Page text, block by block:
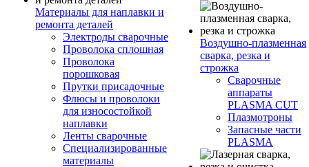
Материалы для наплавки и
ремонта деталей
Электроды сварочные
Проволока сплошная
Проволока
порошковая
Прутки присадочные
Флюсы и проволоки
для износостойкой
наплавки
Ленты сварочные
Специализированные
материалы
Воздушно-плазменная
сварка, резка и
строжка
Сварочные
аппараты
PLASMA CUT
Плазмотроны
Запасные части
PLASMA